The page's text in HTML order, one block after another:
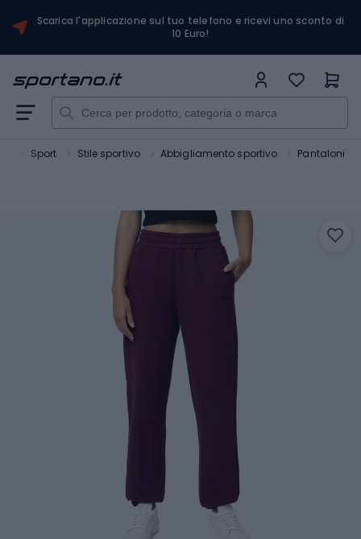
Scarica l'applicazione sul tuo telefono e ricevi uno sconto di
10 Euro!
Sport Stile sportivo Abbigliamento sportivo Pantaloni